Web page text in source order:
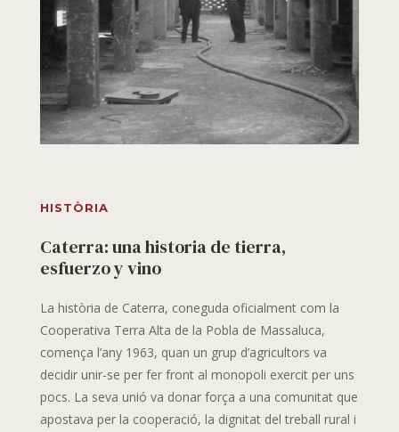
HISTÒRIA
Caterra: una historia de tierra,
esfuerzo y vino
La història de Caterra, coneguda oficialment com la
Cooperativa Terra Alta de la Pobla de Massaluca,
comença l’any 1963, quan un grup d’agricultors va
decidir unir-se per fer front al monopoli exercit per uns
pocs. La seva unió va donar força a una comunitat que
apostava per la cooperació, la dignitat del treball rural i